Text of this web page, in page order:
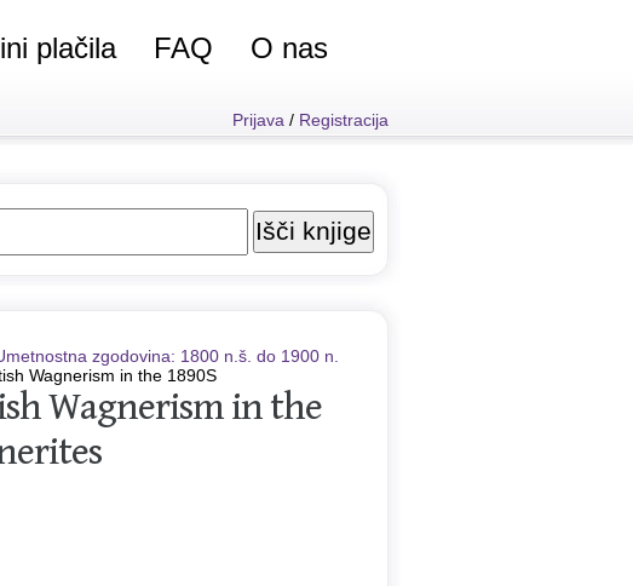
plačila FAQ O nas
Prijava / Registracija
zgodovina: 1800 n.š. do 1900 n.
Wagnerism in the 1890S
Wagnerism in the